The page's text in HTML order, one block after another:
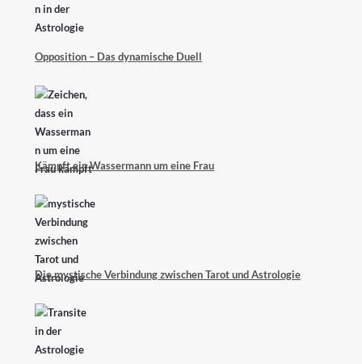
Opposition – Das dynamische Duell
Kämpft ein Wassermann um eine Frau
Die mystische Verbindung zwischen Tarot und Astrologie